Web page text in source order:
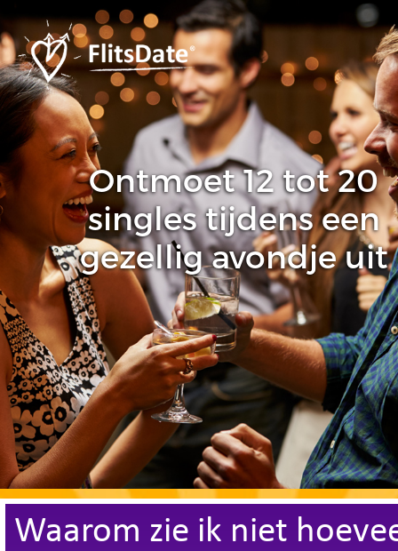
Ontmoet 12 tot 20
singles tijdens een
gezellig avondje uit
Waarom zie ik niet